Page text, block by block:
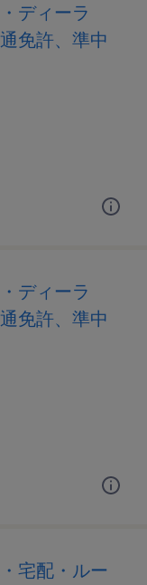
ディーラ
免許、準中
ディーラ
免許、準中
宅配・ルー